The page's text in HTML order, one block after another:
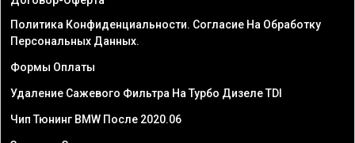
Политика Конфиденциальности. Согласие На Обработку
Персональных Данных.
Формы Оплаты
Удаление Сажевого Фильтра На Турбо Дизеле TDI
Чип Тюнинг BMW После 2020.06